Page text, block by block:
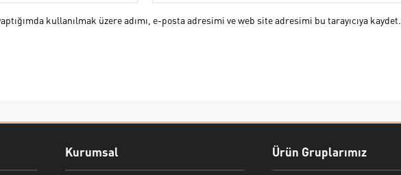
kullanılmak üzere adımı, e-posta adresimi ve web site adresimi bu tarayıcıya kaydet.
Kurumsal Ürün Gruplarımız